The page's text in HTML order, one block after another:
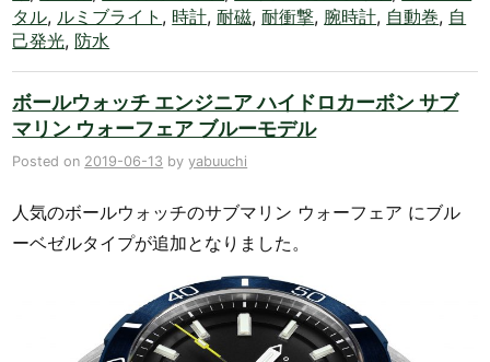
タル, ルミブライト , 時計,耐磁,耐衝撃, 腕時計, 自動巻, 自
己発光, 防水
ボールウォッチ エンジニア ハイドロカーボン サブ
マリン ウォーフェア ブルーモデル
Posted on 2019-06-13 byyabuuchi
人気のボールウォッチのサブマリン ウォーフェア にブル
ーベゼルタイプが追加となりました。